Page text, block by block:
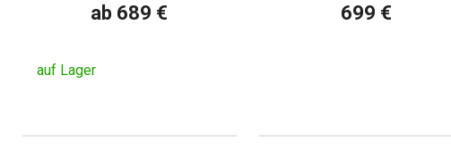
ab 689 €
auf Lager
699 €